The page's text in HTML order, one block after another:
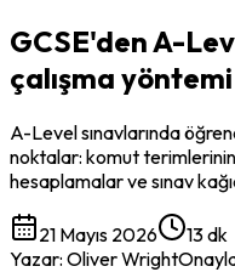
GCSE'den A-
çalışma
A-Level sınavlarında
noktalar: komut terimlerinin
hesaplamalar ve sınav
21 Mayıs 2026
13 dk
Yazar: Oliver Wright